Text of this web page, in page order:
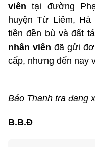
viên tại đường
huyện Từ Liêm,
tiền đền bù và đất
nhân viên đã gửi
cấp, nhưng đến nay
Báo Thanh tra đang
B.B.Đ